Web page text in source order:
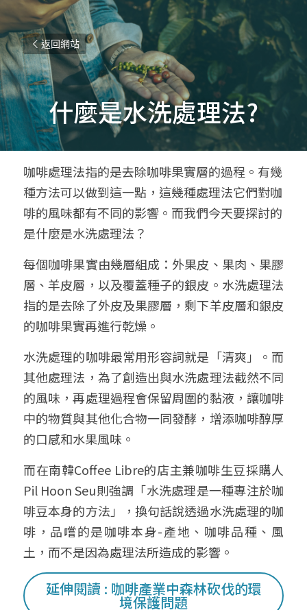
返回網站
什麼是水洗處理法?
咖啡處理法指的是去除咖啡果實層的過程。有幾
種方法可以做到這一點，這幾種處理法它們對咖
啡的風味都有不同的影響。而我們今天要探討的
是什麼是水洗處理法？
每個咖啡果實由幾層組成：外果皮、果肉、果膠
層、羊皮層，以及覆蓋種子的銀皮。水洗處理法
指的是去除了外皮及果膠層，剩下羊皮層和銀皮
的咖啡果實再進行乾燥。
水洗處理的咖啡最常用形容詞就是「清爽」。而
其他處理法，為了創造出與水洗處理法截然不同
的風味，再處理過程會保留周圍的黏液，讓咖啡
中的物質與其他化合物一同發酵，增添咖啡醇厚
的口感和水果風味。
而在南韓Coffee Libre的店主兼咖啡生豆採購人
Pil Hoon Seu則強調「水洗處理是一種專注於咖
啡豆本身的方法」，換句話說透過水洗處理的咖
啡，品嚐的是咖啡本身-產地、咖啡品種、風
土，而不是因為處理法所造成的影響。
延伸閱讀 : 咖啡產業中森林砍伐的環
境保護問題